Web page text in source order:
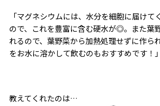
「マグネシウムには、水分を細胞に届けて
ので、これを豊富に含む硬水が◎。また葉
れるので、葉野菜から加熱処理せずに作ら
をお水に溶かして飲むのもおすすめです！
教えてくれたのは…